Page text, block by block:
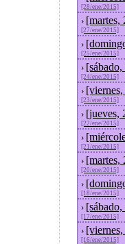
[28/ene/2015]
› [martes,
[27/ene/2015]
›
[25/ene/2015]
›
[24/ene/2015]
›
[23/ene/2015]
› [jueves,
[22/ene/2015]
›
[21/ene/2015]
› [martes,
[20/ene/2015]
›
[18/ene/2015]
›
[17/ene/2015]
›
[16/ene/2015]